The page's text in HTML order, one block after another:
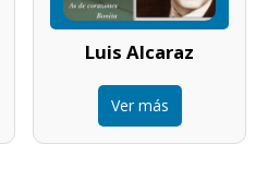
Luis Alcaraz
Ver más